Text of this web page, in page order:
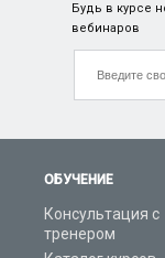
ОБУЧЕНИЕ
Консультация с
тренером
Будь в курсе
вебинаров